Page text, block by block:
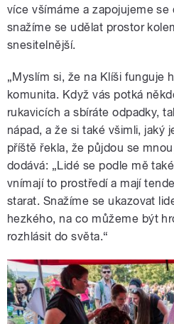
více všímáme a zapojujeme se
snažíme se udělat prostor
snesitelnější.
„Myslím si, že na Klíši funguje
komunita. Když vás potká
rukavicích a sbíráte odpadky,
nápad, a že si také všimli, jaký
příště řekla, že půjdou se
dodává: „Lidé se podle mě
vnímají to prostředí a mají
starat. Snažíme se ukazovat
hezkého, na co můžeme být
rozhlásit do světa.“